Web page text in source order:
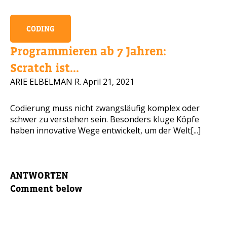
CODING
Programmieren ab 7 Jahren:
Scratch ist...
ARIE ELBELMAN R. April 21, 2021
Codierung muss nicht zwangsläufig komplex oder
schwer zu verstehen sein. Besonders kluge Köpfe
haben innovative Wege entwickelt, um der Welt[...]
ANTWORTEN
Comment below